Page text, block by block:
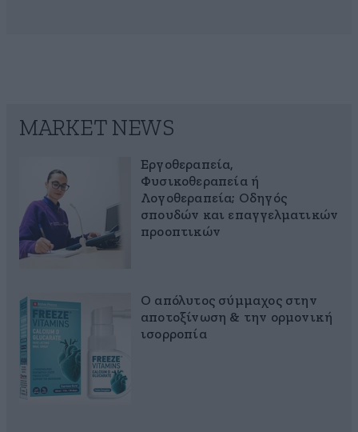
MARKET NEWS
Εργοθεραπεία,
Φυσικοθεραπεία ή
Λογοθεραπεία; Οδηγός
σπουδών και επαγγελματικών
προοπτικών
Ο απόλυτος σύμμαχος στην
αποτοξίνωση & την ορμονική
ισορροπία